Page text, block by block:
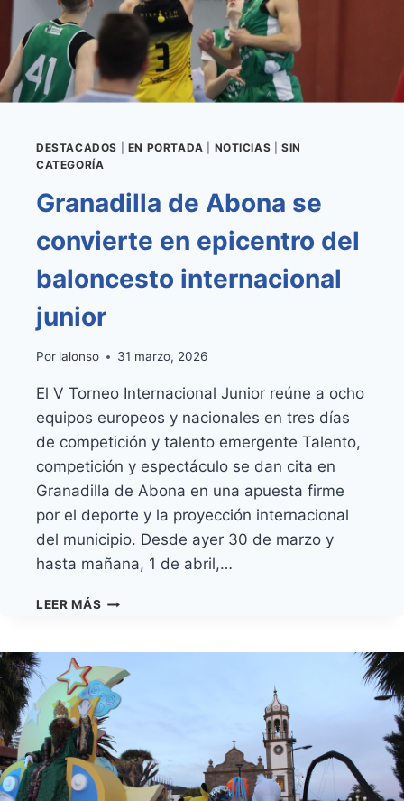
ENTORNO
DEL
AEROPUERTO
DESTACADOS EN PORTADA NOTICIAS |SIN
CATEGORÍA
Granadilla de Abona se
convierte en epicentro del
baloncesto internacional
junior
Por lalonso 31 marzo, 2026
El V Torneo Internacional Junior reúne a ocho
equipos europeos y nacionales en tres días
de competición y talento emergente Talento,
competición y espectáculo se dan cita en
Granadilla de Abona en una apuesta firme
por el deporte y la proyección internacional
del municipio. Desde ayer 30 de marzo y
hasta mañana, 1 de abril,…
LEER MÁS GRANADILLA
SE
CONVIERTE
EN
EPICENTRO
DEL
BALONCESTO
INTERNACIONAL
JUNIOR